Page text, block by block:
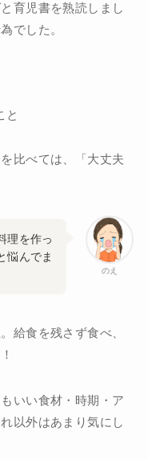
育児書を熟読しまし
でした。
と
比べては、「大丈夫
のえ
理を作っ
悩んでま
給食を残さず食べ、
いい食材・時期・ア
以外はあまり気にし